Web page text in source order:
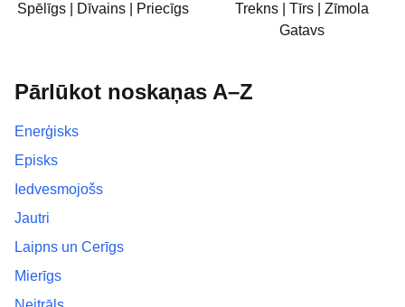
Spēlīgs | Dīvains | Priecīgs
Trekns | Tīrs | Zīmola
Gatavs
Pārlūkot noskaņas A–Z
Enerģisks
Episks
Iedvesmojošs
Jautri
Laipns un Cerīgs
Mierīgs